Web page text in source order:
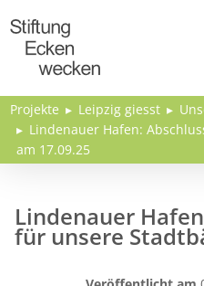
Projekte Leipzig giesst
Lindenauer Hafen:
am 17.09.25
Lindenauer
für unsere